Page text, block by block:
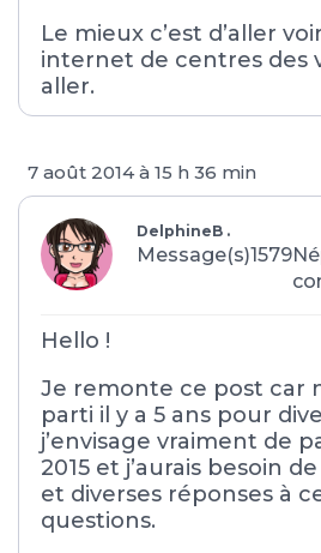
Le mieux c’est d’aller
internet de centres des
aller.
7 août 2014 à 15 h 36 min
DelphineB .
Message(s)1579
Hello !
Je remonte ce post car
parti il y a 5 ans pour
j’envisage vraiment de
2015 et j’aurais besoin
et diverses réponses à
questions.